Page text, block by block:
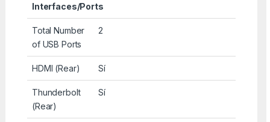
Interfaces/Ports
Total Number
of USB Ports
2
HDMI (Rear) Sí
Thunderbolt
(Rear)
Sí